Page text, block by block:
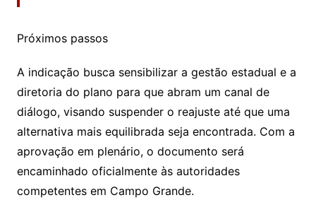
Próximos passos
A indicação busca sensibilizar a gestão estadual e a
diretoria do plano para que abram um canal de
diálogo, visando suspender o reajuste até que uma
alternativa mais equilibrada seja encontrada. Com a
aprovação em plenário, o documento será
encaminhado oficialmente às autoridades
competentes em Campo Grande.